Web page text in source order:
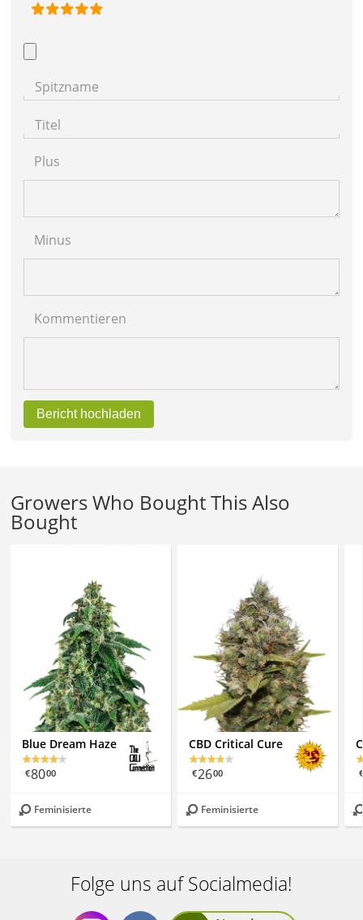
Spitzname
Titel
Plus
Minus
Kommentieren
Bericht hochladen
Growers Who Bought This Also
Bought
Blue Dream Haze
€8000
Feminisierte
CBD Critical Cure
€2600
Feminisierte
Folge uns auf Socialmedia!